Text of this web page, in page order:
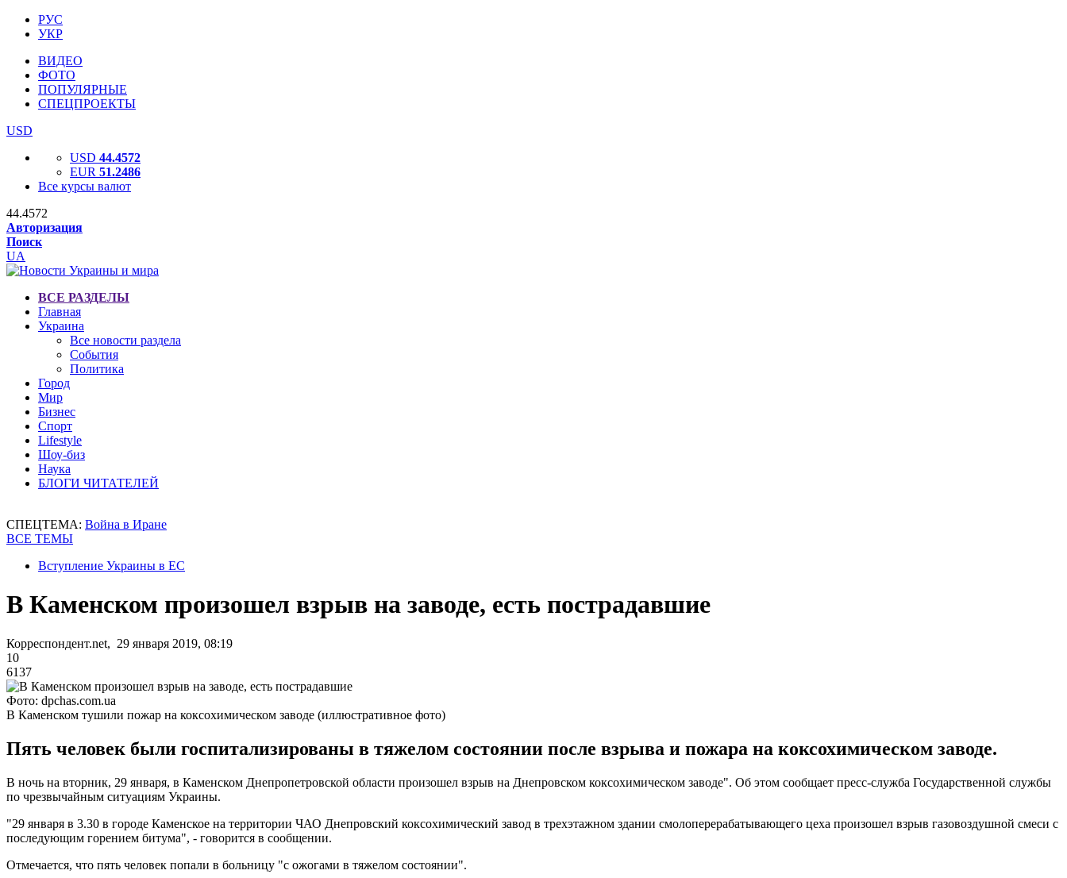
РУС
УКР
ВИДЕО
ФОТО
ПОПУЛЯРНЫЕ
СПЕЦПРОЕКТЫ
USD
USD 44.4572
EUR 51.2486
Все курсы валют
44.4572
Авторизация
Поиск
UA
ВСЕ РАЗДЕЛЫ
Главная
Украина
Все новости раздела
События
Политика
Город
Мир
Бизнес
Спорт
Lifestyle
Шоу-биз
Наука
БЛОГИ ЧИТАТЕЛЕЙ
СПЕЦТЕМА: Война в Иране
ВСЕ ТЕМЫ
Вступление Украины в ЕС
В Каменском произошел взрыв на заводе, есть пострадавшие
Корреспондент.net, 29 января 2019, 08:19
10
6137
Фото: dpchas.com.ua
В Каменском тушили пожар на коксохимическом заводе (иллюстративное фото)
Пять человек были госпитализированы в тяжелом состоянии после взрыва и пожара на коксохимическом заводе.
В ночь на вторник, 29 января, в Каменском Днепропетровской области произошел взрыв на Днепровском коксохимическом заводе". Об этом сообщает пресс-служба Государственной службы
по чрезвычайным ситуациям Украины.
"29 января в 3.30 в городе Каменское на территории ЧАО Днепровский коксохимический завод в трехэтажном здании смолоперерабатывающего цеха произошел взрыв газовоздушной смеси с
последующим горением битума", - говорится в сообщении.
Отмечается, что пять человек попали в больницу "с ожогами в тяжелом состоянии".